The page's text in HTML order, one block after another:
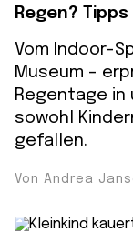
Regen?
Vom Indoor-
Museum –
Regentage in
sowohl
gefallen.
Von Andrea